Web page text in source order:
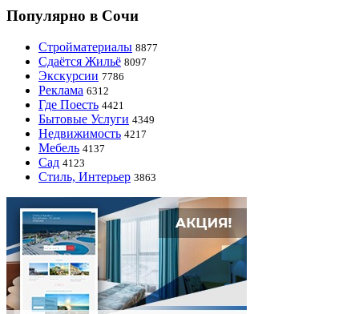
Популярно в Сочи
Стройматериалы 8877
Сдаётся Жильё 8097
Экскурсии 7786
Реклама 6312
Где Поесть 4421
Бытовые Услуги 4349
Недвижимость 4217
Мебель 4137
Сад 4123
Стиль, Интерьер 3863